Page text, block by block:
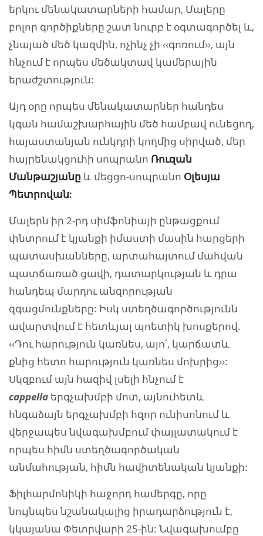
երկու մենակատարների համար, Մալերը
բոլոր գործիքները շատ նուրբ է օգտագործել և,
չնայած մեծ կազմին, ոչինչ չի ‹‹գոռում››, այն
հնչում է որպես մեծակտավ կամերային
երաժշտություն:
Այդ օրը որպես մենակատարներ հանդես
կգան համաշխարհային մեծ համբավ ունեցող,
հայաստանյան ունկդրի կողմից սիրված, մեր
հայրենակցուհի սոպրանո Ռուզան
Մանթաշյանը և մեցցո-սոպրանո Օլեսյա
Պետրովան:
Մալերն իր 2-րդ սիմֆոնիայի ընթացքում
փնտրում է կյանքի իմաստի մասին հարցերի
պատասխանները, արտահայտում մահվան
պատճառած ցավի, դատարկության և դրա
հանդեպ մարդու անզորության
զգացմունքները: Իսկ ստեղծագործությունն
ավարտվում է հետևյալ պոետիկ խոսքերով.
‹‹Դու հարություն կառնես, այո՛, կարճատև
քնից հետո հարություն կառնես մոխրից››:
Սկզբում այն հազիվ լսելի հնչում է
cappella երգչախմբի մոտ, այնուհետև
հնգաձայն երգչախմբի հզոր ունիսոնում և
վերջապես նվագախմբում փայլատակում է
որպես հիմն ստեղծագործական
անմահության, հիմն հավիտենական կյանքի:
Ֆիլհարմոնիկի հաջորդ համերգը, որը
նույնպես նշանակալից իրադարձություն է,
կկայանա Փետրվարի 25-ին: Նվագախումբը